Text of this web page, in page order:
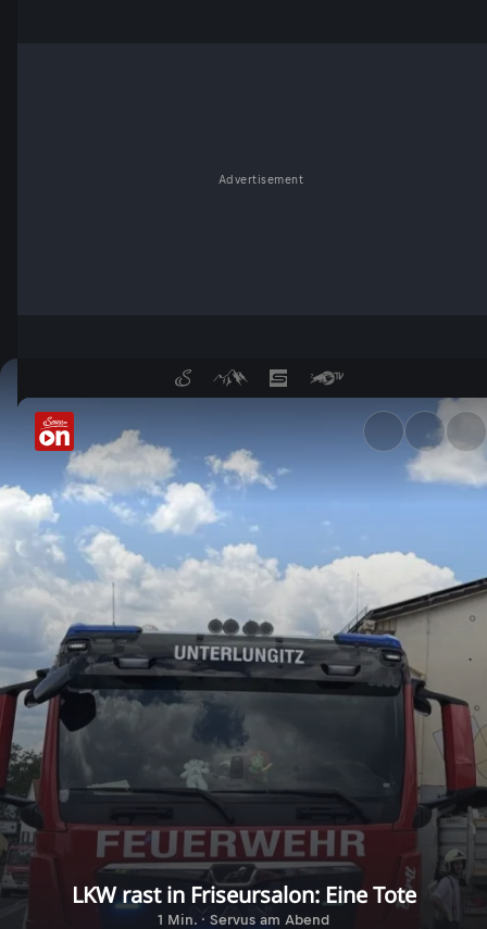
Advertisement
LKW kracht in Friseursalon
LKW rast in Friseursalon: Eine Tote
1 Min. · Servus am Abend